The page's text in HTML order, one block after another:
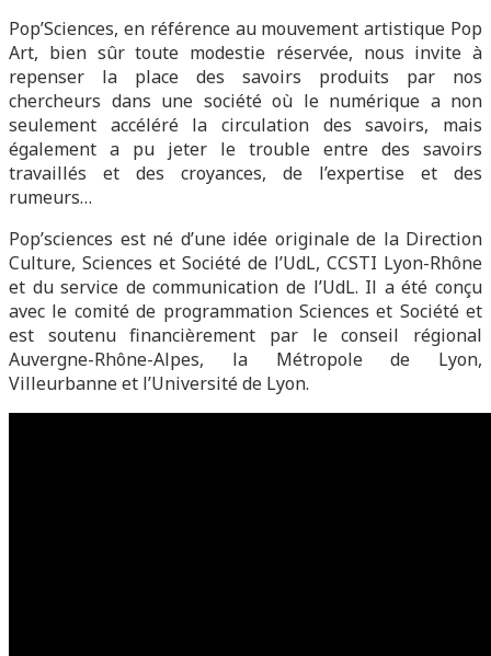
Pop’Sciences, en référence au mouvement artistique Pop
Art, bien sûr toute modestie réservée, nous invite à
repenser la place des savoirs produits par nos
chercheurs dans une société où le numérique a non
seulement accéléré la circulation des savoirs, mais
également a pu jeter le trouble entre des savoirs
travaillés et des croyances, de l’expertise et des
rumeurs…
Pop’sciences est né d’une idée originale de la Direction
Culture, Sciences et Société de l’UdL, CCSTI Lyon-Rhône
et du service de communication de l’UdL. Il a été conçu
avec le comité de programmation Sciences et Société et
est soutenu financièrement par le conseil régional
Auvergne-Rhône-Alpes, la Métropole de Lyon,
Villeurbanne et l’Université de Lyon.